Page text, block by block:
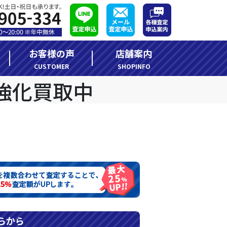
お客様の声
CUSTOMER
店舗案内
SHOPINFO
から